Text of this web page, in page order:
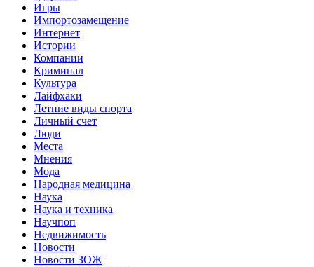
Игры
Импортозамещение
Интернет
Истории
Компании
Криминал
Культура
Лайфхаки
Летние виды спорта
Личный счет
Люди
Места
Мнения
Мода
Народная медицина
Наука
Наука и техника
Научпоп
Недвижимость
Новости
Новости ЗОЖ